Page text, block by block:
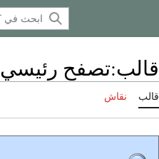
قالب:تصفح رئيسي
قالب نقاش